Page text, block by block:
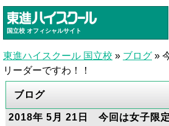
国立校 オフィシャルサイト
東進ハイスクール 国立校 » ブログ »
リーダーですわ！！
ブログ
2018年 5月 21日 今回は女子限